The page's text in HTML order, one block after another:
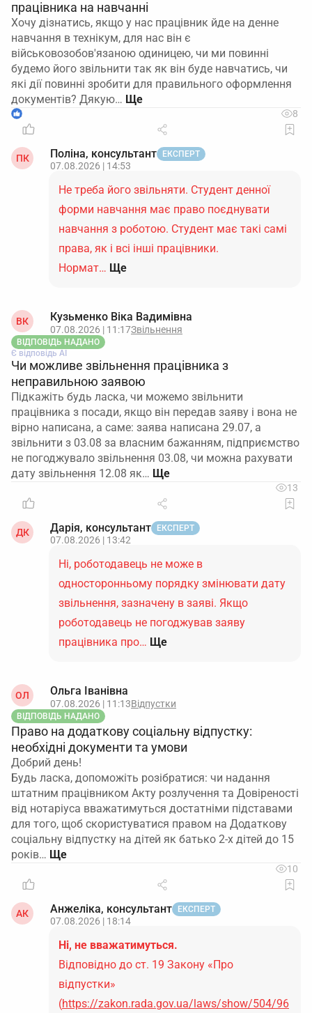
працівника на навчанні
Хочу дізнатись, якщо у нас працівник йде на денне
навчання в технікум, для нас він є
військовозобов'язаною одиницею, чи ми повинні
будемо його звільнити так як він буде навчатись, чи
які дії повинні зробити для правильного оформлення
документів? Дякую…
1 8
ПК Поліна, консультант ЕКСПЕРТ
07.08.2026 | 14:53
Не треба його звільняти. Студент денної
форми навчання має право поєднувати
навчання з роботою. Студент має такі самі
права, як і всі інші працівники.
Нормат… Ще
ВК Кузьменко Віка Вадимівна
07.08.2026 | 11:17Звільнення
ВІДПОВІДЬ НАДАНО
Є відповідь АІ
Чи можливе звільнення працівника з
неправильною заявою
Підкажіть будь ласка, чи можемо звільнити
працівника з посади, якщо він передав заяву і вона не
вірно написана, а саме: заява написана 29.07, а
звільнити з 03.08 за власним бажанням, підприємство
не погоджувало звільнення 03.08, чи можна рахувати
дату звільнення 12.08 як…
13
ДК Дарія, консультант ЕКСПЕРТ
07.08.2026 | 13:42
Ні, роботодавець не може в
односторонньому порядку змінювати дату
звільнення, зазначену в заяві. Якщо
роботодавець не погоджував заяву
працівника про… Ще
ОЛ Ольга Іванівна
07.08.2026 | 11:13Відпустки
ВІДПОВІДЬ НАДАНО
Право на додаткову соціальну відпустку:
необхідні документи та умови
Добрий день!
Будь ласка, допоможіть розібратися: чи надання
штатним працівником Акту розлучення та Довіреності
від нотаріуса вважатимуться достатніми підставами
для того, щоб скористуватися правом на Додаткову
соціальну відпустку на дітей як батько 2-х дітей до 15
років…
10
АК Анжеліка, консультант ЕКСПЕРТ
07.08.2026 | 18:14
Ні, не вважатимуться.
Відповідно до ст. 19 Закону «Про
відпустки»
(https://zakon.rada.gov.ua/laws/show/504/96